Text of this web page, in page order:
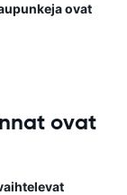
ovat
ovat